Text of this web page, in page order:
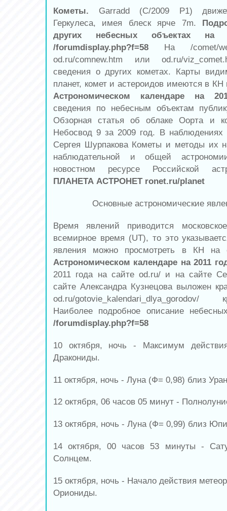
Кометы. Garradd (C/2009 P1)
Геркулеса, имея блеск ярче 7m.
других небесных объектах на
/forumdisplay.php?f=58 На /comet/
od.ru/comnew.htm или od.ru/
сведения о других кометах. Карты
планет, комет и астероидов имеются в КН
Астрономическом календаре на
сведения по небесным объектам
Обзорная статья об облаке Оорта и
Небосвод 9 за 2009 год. В наблюдениях
Сергея Шурпакова Кометы и методы их
наблюдательной и общей
новостном ресурсе Российской
ПЛАНЕТА АСТРОНЕТ ronet.ru/planet
Основные астрономические
Время явлений приводится
всемирное время (UT), то это
явления можно просмотреть в КН на
Астрономическом календаре на 2011
2011 года на сайте od.ru/ и на сайте
сайте Александра Кузнецова выложен
od.ru/gotovie_kalendari_dlya_gorodov/
Наиболее подробное описание
/forumdisplay.php?f=58
10 октября, ночь - Максимум действия
Дракониды.
11 октября, ночь - Луна (Ф= 0,98) близ
12 октября, 06 часов 05 минут -
13 октября, ночь - Луна (Ф= 0,99) близ
14 октября, 00 часов 53 минуты -
Солнцем.
15 октября, ночь - Начало действия
Ориониды.